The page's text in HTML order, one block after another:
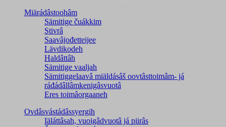
Miärádâstoohâm
Sämitige čuákkim
Stivrâ
Saavâjođetteijee
Lävdikodeh
Haldâttâh
Sämitige vaaljah
Sämitiggelaavâ miäldásâš oovtâsttoimâm- já
ráđádâllâmkenigâsvuotâ
Eres toimâorgaaneh
Ovdâsvástádâssyergih
Iäláttâsah, vuoigâdvuotâ já piirâs